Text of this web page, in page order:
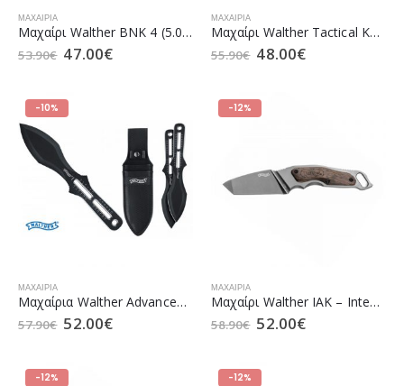
ΜΑΧΑΊΡΙΑ
Μαχαίρι Walther BNK 4 (5.0838)
53.90€ 47.00€
ΜΑΧΑΊΡΙΑ
Μαχαίρι Walther Tactical Knife P99 (5.2179)
55.90€ 48.00€
-10%
ΜΑΧΑΊΡΙΑ
Μαχαίρια Walther Advanced Throwing Knives
57.90€ 52.00€
-12%
ΜΑΧΑΊΡΙΑ
Μαχαίρι Walther IAK – Integral Adventure Knife (5.0826)
58.90€ 52.00€
-12% -12%